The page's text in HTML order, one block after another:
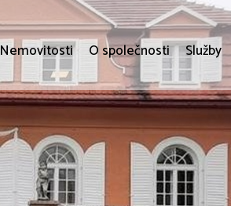
Nemovitosti O společnosti Služby